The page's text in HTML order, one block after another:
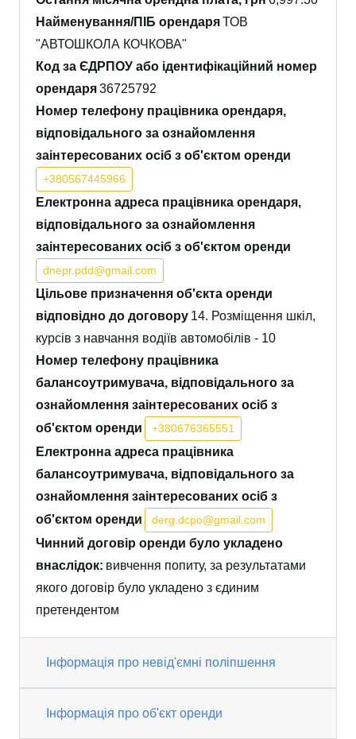
Найменування/ПІБ орендаряТОВ
"АВТОШКОЛА КОЧКОВА"
Код за ЄДРПОУ або ідентифікаційний номер
орендаря36725792
Номер телефону працівника орендаря,
відповідального за ознайомлення
заінтересованих осіб з об'єктом оренди
+380567445966
Електронна адреса працівника орендаря,
відповідального за ознайомлення
заінтересованих осіб з об'єктом оренди
dnepr.pdd@gmail.com
Цільове призначення об'єкта оренди
відповідно до договору 14. Розміщення шкіл,
курсів з навчання водіїв автомобілів - 10
Номер телефону працівника
балансоутримувача, відповідального за
ознайомлення заінтересованих осіб з
об'єктом оренди
+380676365551
Електронна адреса працівника
балансоутримувача, відповідального за
ознайомлення заінтересованих осіб з
об'єктом оренди
derg.dcpo@gmail.com
Чинний договір оренди було укладено
внаслідок: вивчення попиту, за результатами
якого договір було укладено з єдиним
претендентом
Інформація про невід'ємні поліпшення
Інформація про об'єкт оренди